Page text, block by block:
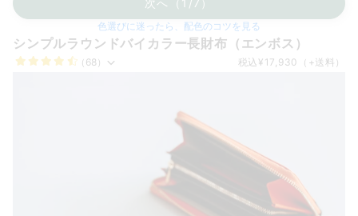
シンプルラウンドバイカラー長財布（エンボス）
（68） 税込 ¥17,930 （+送料）
次へ（1/7）
色選びに迷ったら、配色のコツを見る